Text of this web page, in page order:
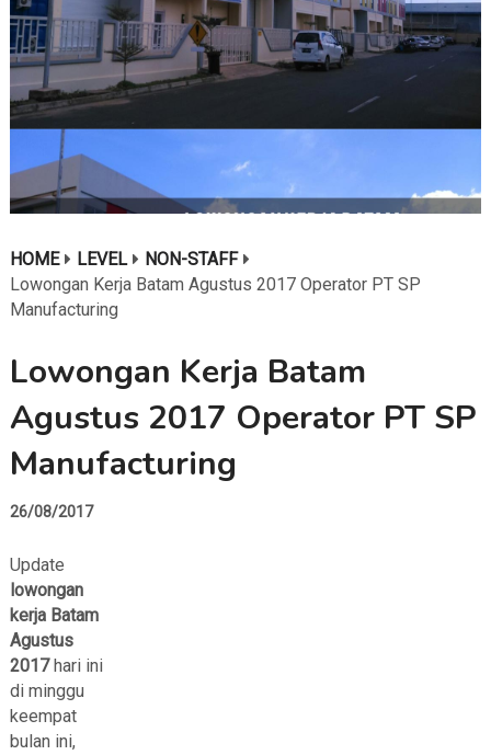
HOME LEVEL
NON-STAFF
Lowongan Kerja Batam Agustus 2017 Operator PT SP
Manufacturing
Lowongan Kerja Batam
Agustus 2017 Operator PT SP
Manufacturing
26/08/2017
Update
lowongan
kerja Batam
Agustus
2017hari ini
di minggu
keempat
bulan ini,